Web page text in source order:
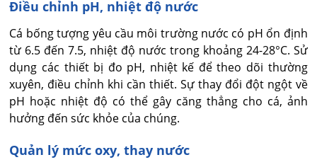
Điều chỉnh pH, nhiệt độ nước
Cá bống tượng yêu cầu môi trường nước có pH ổn định
từ 6.5 đến 7.5, nhiệt độ nước trong khoảng 24-28°C. Sử
dụng các thiết bị đo pH, nhiệt kế để theo dõi thường
xuyên, điều chỉnh khi cần thiết. Sự thay đổi đột ngột về
pH hoặc nhiệt độ có thể gây căng thẳng cho cá, ảnh
hưởng đến sức khỏe của chúng.
Quản lý mức oxy, thay nước